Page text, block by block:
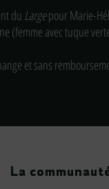
du Largepour Marie-
(femme avec tuque
et sans
La
La